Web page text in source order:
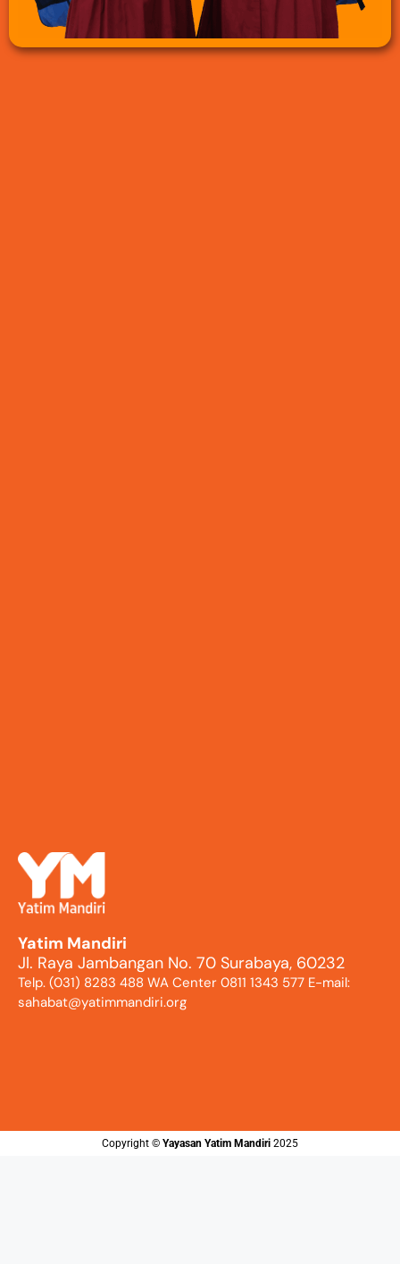
Yatim Mandiri
Jl. Raya Jambangan No. 70 Surabaya, 60232
Telp. (031) 8283 488 WA Center 0811 1343 577 E-mail:
sahabat@yatimmandiri.org
Copyright ©️ Yayasan Yatim Mandiri 2025